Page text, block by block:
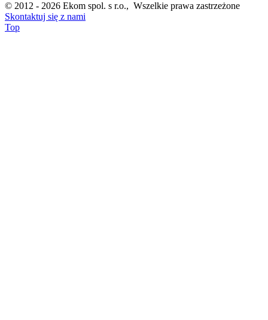
© 2012 - 2026 Ekom spol. s r.o., Wszelkie prawa zastrzeżone
Skontaktuj się z nami
Top